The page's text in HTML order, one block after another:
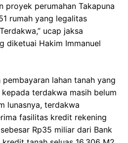
proyek perumahan Takapuna
rumah yang legalitas
ucap jaksa
diketuai Hakim Immanuel
pembayaran lahan tanah yang
terdakwa masih belum
lunasnya, terdakwa
fasilitas kredit rekening
Rp35 miliar dari Bank